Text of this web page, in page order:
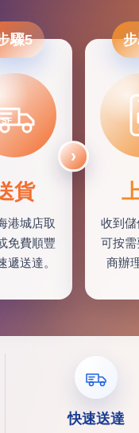
驟5
SF
貨
港城店取
免費順豐
遞送達。
收到儲
可按
商辦
快速送達